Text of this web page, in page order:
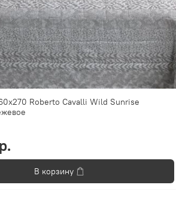
Roberto Cavalli Wild Sunrise
В корзину